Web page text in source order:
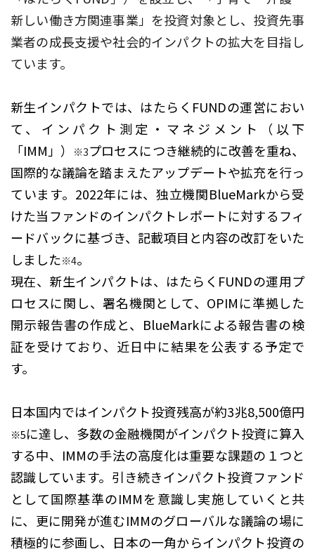
新しい働き方関連事業」を投資対象とし、投資先事
業者の成長支援や社会的インパクトの拡大を目指し
ています。
新生インパクトでは、はたらくFUNDの運営におい
て、インパクト測定・マネジメント（以下
「IMM」）
※3プロセスにつき継続的に改善を重ね、
国際的な議論を踏まえたアップデートや拡充を行っ
ています。2022年には、独立機関BlueMarkから受
けた当ファンドのインパクトレポートに対するフィ
ードバックに基づき、記載項目と内容の改訂をいた
しました※4。
現在、新生インパクトは、はたらくFUNDの運用プ
ロセスに関し、署名機関として、OPIMに準拠した
開示報告書の作成と、BlueMarkによる報告書の検
証を受けており、近日中に結果を公表する予定で
す。
日本国内ではインパクト投資残高が約3兆8,500億円
※5に達し、多数の金融機関がインパクト投資に算入
する中、IMMの手法の高度化は重要な課題の１つと
認識しています。引き続きインパクト投資ファンド
として国際基準のIMMを意識し実施していくと共
に、更に開発が進むIMMのグローバルな議論の場に
積極的に参画し、日本の一角からインパクト投資の